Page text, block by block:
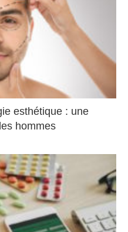
esthétique : une
hommes